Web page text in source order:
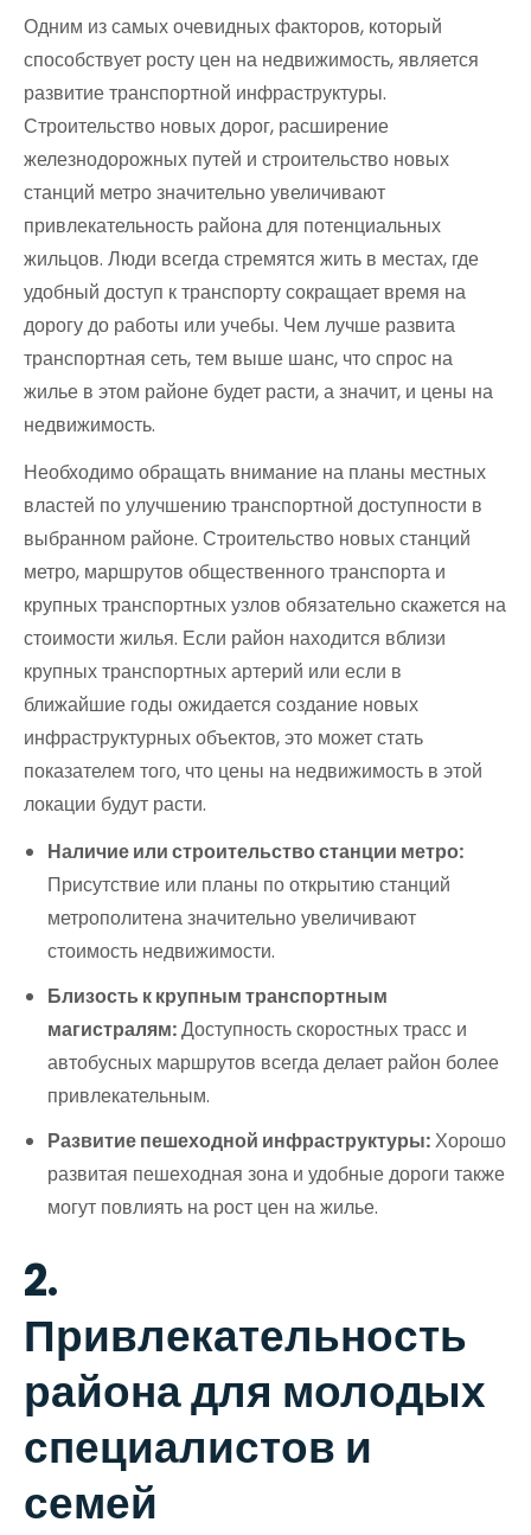
Одним из самых очевидных факторов, который
способствует росту цен на недвижимость, является
развитие транспортной инфраструктуры.
Строительство новых дорог, расширение
железнодорожных путей и строительство новых
станций метро значительно увеличивают
привлекательность района для потенциальных
жильцов. Люди всегда стремятся жить в местах, где
удобный доступ к транспорту сокращает время на
дорогу до работы или учебы. Чем лучше развита
транспортная сеть, тем выше шанс, что спрос на
жилье в этом районе будет расти, а значит, и цены на
недвижимость.
Необходимо обращать внимание на планы местных
властей по улучшению транспортной доступности в
выбранном районе. Строительство новых станций
метро, маршрутов общественного транспорта и
крупных транспортных узлов обязательно скажется на
стоимости жилья. Если район находится вблизи
крупных транспортных артерий или если в
ближайшие годы ожидается создание новых
инфраструктурных объектов, это может стать
показателем того, что цены на недвижимость в этой
локации будут расти.
Наличие или строительство станции метро:
Присутствие или планы по открытию станций
метрополитена значительно увеличивают
стоимость недвижимости.
Близость к крупным транспортным
магистралям:Доступность скоростных трасс и
автобусных маршрутов всегда делает район более
привлекательным.
Развитие пешеходной инфраструктуры:Хорошо
развитая пешеходная зона и удобные дороги также
могут повлиять на рост цен на жилье.
2.
Привлекательность
района для молодых
специалистов и
семей